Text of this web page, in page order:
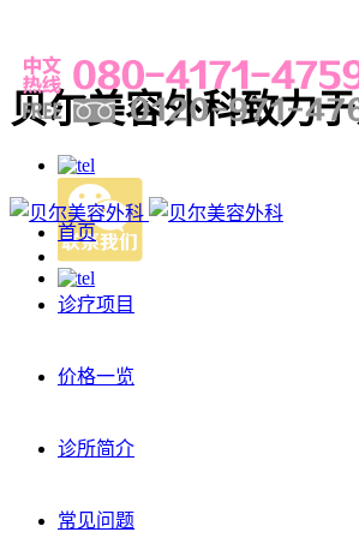
贝尔美容外科致力
首页
诊疗项目
价格一览
诊所简介
常见问题